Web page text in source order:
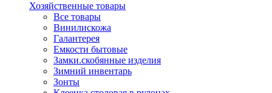
Хозяйственные товары
Все товары
Винилискожа
Галантерея
Емкости бытовые
Замки.скобянные изделия
Зимний инвентарь
Зонты